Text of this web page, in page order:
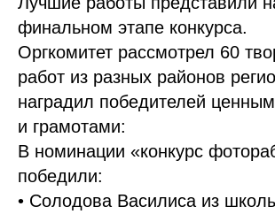
финальном этапе конкурса.
Оргкомитет рассмотрел 60
работ из разных районов
наградил победителей
и грамотами:
В номинации «конкурс
победили:
• Солодова Василиса из